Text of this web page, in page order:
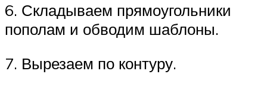
6. Складываем прямоугольники
пополам и обводим шаблоны.
7. Вырезаем по контуру.